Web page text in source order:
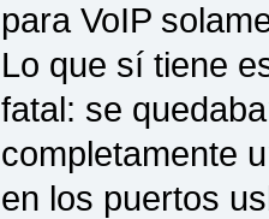
para VoIP
Lo que sí tiene
fatal: se
completamente
en los puertos